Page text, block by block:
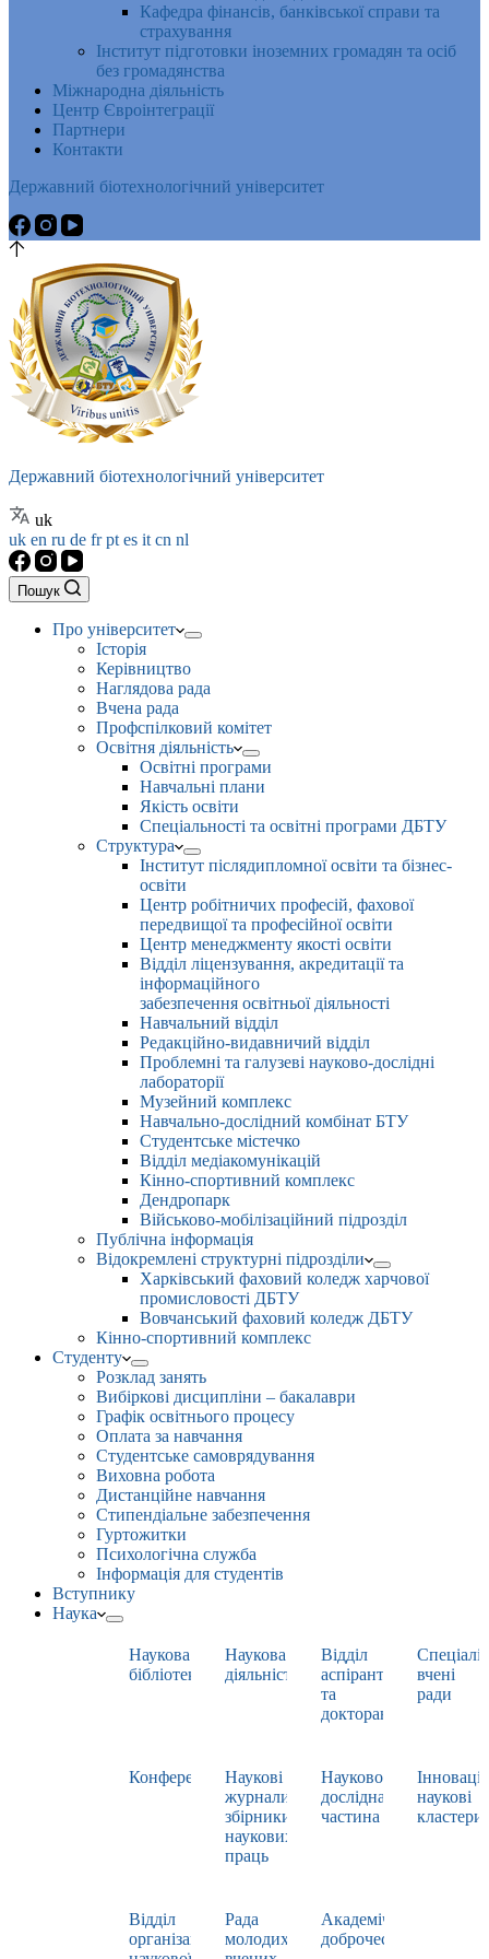
Кафедра фінансів, банківської справи та
страхування
Інститут підготовки іноземних громадян та осіб
без громадянства
Міжнародна діяльність
Центр Євроінтеграції
Партнери
Контакти
Державний біотехнологічний університет
Державний біотехнологічний університет
uk
uk en ru de frpt es it cn nl
Пошук
Про університет
Історія
Керівництво
Наглядова рада
Вчена рада
Профспілковий комітет
Освітня діяльність
Освітні програми
Навчальні плани
Якість освіти
Спеціальності та освітні програми ДБТУ
Структура
Інститут післядипломної освіти та бізнес-
освіти
Центр робітничих професій, фахової
передвищої та професійної освіти
Центр менеджменту якості освіти
Відділ ліцензування, акредитації та
інформаційного
забезпечення освітньої діяльності
Навчальний відділ
Редакційно-видавничий відділ
Проблемні та галузеві науково-дослідні
лабораторії
Музейний комплекс
Навчально-дослідний комбінат БТУ
Студентське містечко
Відділ медіакомунікацій
Кінно-спортивний комплекс
Дендропарк
Військово-мобілізаційний підрозділ
Публічна інформація
Відокремлені структурні підрозділи
Харківський фаховий коледж харчової
промисловості ДБТУ
Вовчанський фаховий коледж ДБТУ
Кінно-спортивний комплекс
Студенту
Розклад занять
Вибіркові дисципліни – бакалаври
Графік освітнього процесу
Оплата за навчання
Студентське самоврядування
Виховна робота
Дистанційне навчання
Стипендіальне забезпечення
Гуртожитки
Психологічна служба
Інформація для студентів
Вступнику
Наука
Наукова
бібліотека
Наукова
діяльність
Відділ
аспірантури
та
докторантури
вчені
ради
Конференції
Наукові
журнали,
збірники
наукових
праць
Науково-
дослідна
частина
наукові
кластери
Відділ
організації
Рада
молодих
Академічна
доброчесність